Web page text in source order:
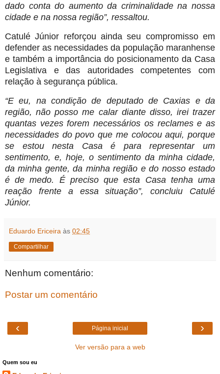
dado conta do aumento da criminalidade na nossa
cidade e na nossa região”, ressaltou.
Catulé Júnior reforçou ainda seu compromisso em
defender as necessidades da população maranhense
e também a importância do posicionamento da Casa
Legislativa e das autoridades competentes com
relação à segurança pública.
“E eu, na condição de deputado de Caxias e da
região, não posso me calar diante disso, irei trazer
quantas vezes forem necessários os reclames e as
necessidades do povo que me colocou aqui, porque
se estou nesta Casa é para representar um
sentimento, e, hoje, o sentimento da minha cidade,
da minha gente, da minha região e do nosso estado
é de medo. É preciso que esta Casa tenha uma
reação frente a essa situação”, concluiu Catulé
Júnior.
Eduardo Ericeira às 02:45
Compartilhar
Nenhum comentário:
Postar um comentário
‹ ›
Página inicial
Ver versão para a web
Quem sou eu